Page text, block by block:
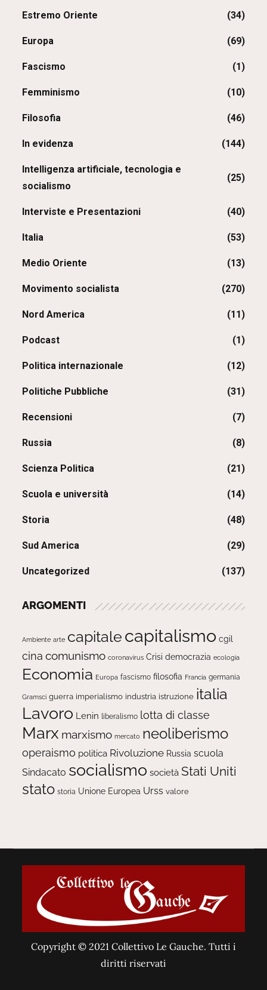
Estremo Oriente (34)
Europa (69)
Fascismo (1)
Femminismo (10)
Filosofia (46)
In evidenza (144)
Intelligenza artificiale, tecnologia e
socialismo
(25)
Interviste e Presentazioni (40)
Italia (53)
Medio Oriente (13)
Movimento socialista (270)
Nord America (11)
Podcast (1)
Politica internazionale (12)
Politiche Pubbliche (31)
Recensioni (7)
Russia (8)
Scienza Politica (21)
Scuola e università (14)
Storia (48)
Sud America (29)
Uncategorized (137)
ARGOMENTI
Ambiente arte capitale capitalismo cgil
cina comunismo coronavirus Crisi democrazia ecologia
Economia Europa fascismo filosofia Francia germania
Gramsci guerra imperialismo industria istruzione italia
Lavoro Lenin liberalismo lotta di classe
Marx marxismo mercato neoliberismo
operaismo politica Rivoluzione Russia scuola
Sindacato socialismo società Stati Uniti
stato storia Unione Europea Urss valore
Copyright © 2021 Collettivo Le Gauche. Tutti i
diritti riservati